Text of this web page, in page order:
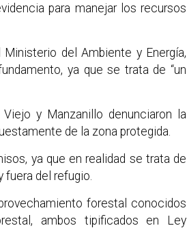
para manejar los recursos
del Ambiente y Energía,
ya que se trata de “un
y Manzanillo denunciaron la
de la zona protegida.
ya que en realidad se trata de
fuera del refugio.
forestal conocidos
ambos tipificados en Ley